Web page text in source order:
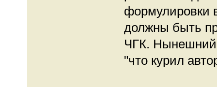
формулировки
должны быть
ЧГК. Нынешний
"что курил